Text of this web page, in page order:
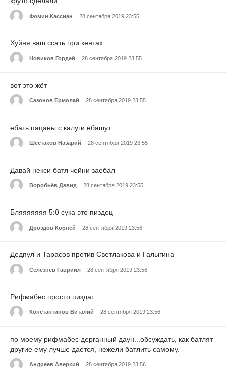
Фомин Кассиан 28 сентября 2019 23:55
Хуйня ваш ссать при кентах
Новиков Гордей 28 сентября 2019 23:55
вот это жёт
Сазонов Ермолай 28 сентября 2019 23:55
ебать пацаны с калуги ебашут
Шестаков Назарий 28 сентября 2019 23:55
Давай некси батл чейни заебал
Воробьёв Давид 28 сентября 2019 23:55
Бляяяяяяя 5:0 сука это пиздец
Дроздов Корней 28 сентября 2019 23:56
Дедпул и Тарасов против Светлакова и Галыгина
Селезнёв Гавриил 28 сентября 2019 23:56
Рифмабес просто пиздат....
Константинов Виталий 28 сентября 2019 23:56
по моему рифмабес дерганный даун...обсуждать, как батлят
другие ему лучше дается, нежели батлить самому.
Андреев Аверкий 28 сентября 2019 23:56